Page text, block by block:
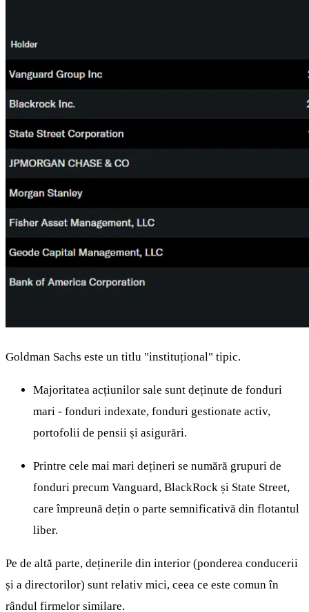
Goldman Sachs este un titlu "instituțional" tipic.
Majoritatea acțiunilor sale sunt deținute de fonduri
mari - fonduri indexate, fonduri gestionate activ,
portofolii de pensii și asigurări.
Printre cele mai mari dețineri se numără grupuri de
fonduri precum Vanguard, BlackRock și State Street,
care împreună dețin o parte semnificativă din flotantul
liber.
Pe de altă parte, deținerile din interior (ponderea conducerii
și a directorilor) sunt relativ mici, ceea ce este comun în
rândul firmelor similare.